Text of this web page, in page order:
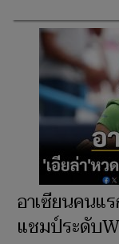
อาเซียนคนแ
แชมป์ระดับ